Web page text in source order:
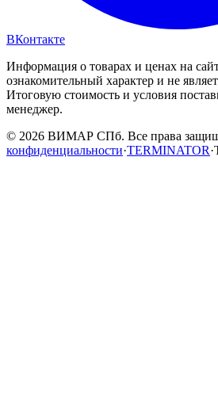
ВКонтакте
Информация о товарах и ценах на
ознакомительный характер и не
Итоговую стоимость и условия
менеджер.
© 2026 ВИМАР СПб. Все права
конфиденциальности·TERMINATOR·